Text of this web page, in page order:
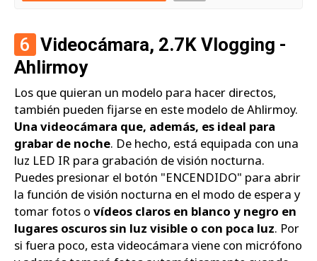
6 Videocámara, 2.7K Vlogging -
Ahlirmoy
Los que quieran un modelo para hacer directos,
también pueden fijarse en este modelo de Ahlirmoy.
Una videocámara que, además, es ideal para
grabar de noche. De hecho, está equipada con una
luz LED IR para grabación de visión nocturna.
Puedes presionar el botón "ENCENDIDO" para abrir
la función de visión nocturna en el modo de espera y
tomar fotos o vídeos claros en blanco y negro en
lugares oscuros sin luz visible o con poca luz. Por
si fuera poco, esta videocámara viene con micrófono